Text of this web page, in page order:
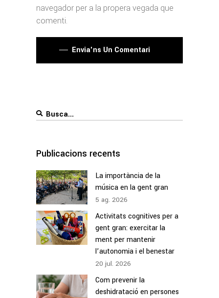
navegador per a la propera vegada que
comenti.
Envia'ns Un Comentari
Search
Publicacions recents
La importància de la
música en la gent gran
5 ag. 2026
Activitats cognitives per a
gent gran: exercitar la
ment per mantenir
l’autonomia i el benestar
20 jul. 2026
Com prevenir la
deshidratació en persones